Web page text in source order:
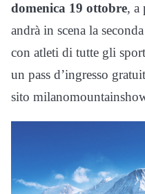
domenica 19 ottobre, a
andrà in scena la
con atleti di tutte gli
un pass d’ingresso
sito